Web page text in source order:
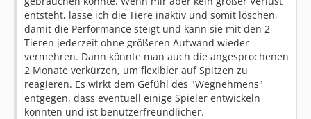
entsteht, lasse ich die Tiere inaktiv und somit löschen,
damit die Performance steigt und kann sie mit den 2
Tieren jederzeit ohne größeren Aufwand wieder
vermehren. Dann könnte man auch die angesprochenen
2 Monate verkürzen, um flexibler auf Spitzen zu
reagieren. Es wirkt dem Gefühl des "Wegnehmens"
entgegen, dass eventuell einige Spieler entwickeln
könnten und ist benutzerfreundlicher.